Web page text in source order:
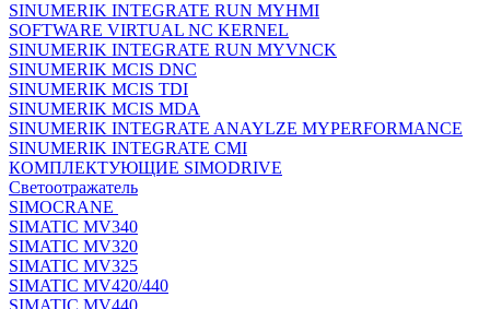
SINUMERIK INTEGRATE RUN MYHMI
SOFTWARE VIRTUAL NC KERNEL
SINUMERIK INTEGRATE RUN MYVNCK
SINUMERIK MCIS DNC
SINUMERIK MCIS TDI
SINUMERIK MCIS MDA
SINUMERIK INTEGRATE ANAYLZE MYPERFORMANCE
SINUMERIK INTEGRATE CMI
КОМПЛЕКТУЮЩИЕ SIMODRIVE
Светоотражатель
SIMOCRANE
SIMATIC MV340
SIMATIC MV320
SIMATIC MV325
SIMATIC MV420/440
SIMATIC MV440